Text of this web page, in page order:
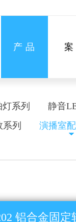
案
产品
系列
静音
列 演播室
铝合金固定